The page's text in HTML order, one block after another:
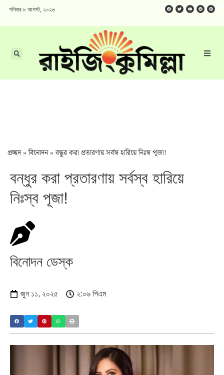
শনিবার ৮ আগস্ট, ২০২৬
প্রচ্ছদ»বিনোদন»বন্ধুর করা প্রতারণায় সর্বস্ব হারিয়ে নিঃস্ব পূজা!
বন্ধুর করা প্রতারণায় সর্বস্ব হারিয়ে
নিঃস্ব পূজা!
বিনোদন ডেস্ক
জুন ১১, ২০২৫ ২:০৬ পিএম